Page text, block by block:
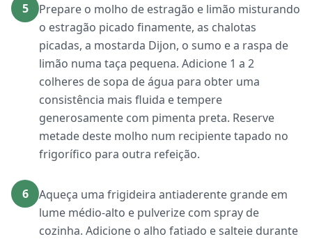
5
Prepare o molho de estragão e limão misturando
o estragão picado finamente, as chalotas
picadas, a mostarda Dijon, o sumo e a raspa de
limão numa taça pequena. Adicione 1 a 2
colheres de sopa de água para obter uma
consistência mais fluida e tempere
generosamente com pimenta preta. Reserve
metade deste molho num recipiente tapado no
frigorífico para outra refeição.
6
Aqueça uma frigideira antiaderente grande em
lume médio-alto e pulverize com spray de
cozinha. Adicione o alho fatiado e salteie durante